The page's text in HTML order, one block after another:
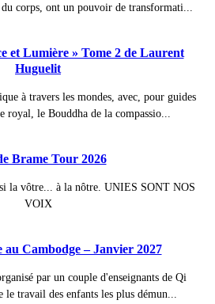
corps, ont un pouvoir de transformati...
et Lumière » Tome 2 de Laurent
Huguelit
à travers les mondes, avec, pour guides
royal, le Bouddha de la compassio...
Brame Tour 2026
la vôtre... à la nôtre. UNIES SONT NOS
VOIX
au Cambodge – Janvier 2027
par un couple d'enseignants de Qi
le travail des enfants les plus démun...